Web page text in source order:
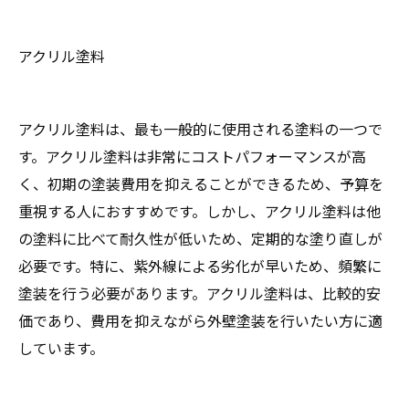
アクリル塗料
アクリル塗料は、最も一般的に使用される塗料の一つで
す。アクリル塗料は非常にコストパフォーマンスが高
く、初期の塗装費用を抑えることができるため、予算を
重視する人におすすめです。しかし、アクリル塗料は他
の塗料に比べて耐久性が低いため、定期的な塗り直しが
必要です。特に、紫外線による劣化が早いため、頻繁に
塗装を行う必要があります。アクリル塗料は、比較的安
価であり、費用を抑えながら外壁塗装を行いたい方に適
しています。